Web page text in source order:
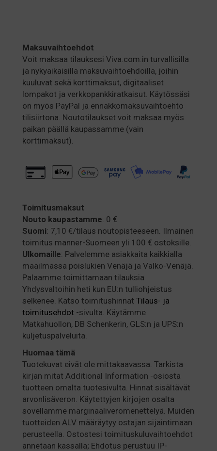
Maksuvaihtoehdot
Voit maksaa tilauksesi Viva.com:in turvallisilla
ja nykyaikaisilla maksuvaihtoehdoilla, joihin
kuuluvat sekä korttimaksut, digitaaliset
lompakot ja verkkopankkiratkaisut. Käytössäsi
on myös PayPal ja ennakkomaksuvaihtoehto
tilisiirtona. Noutotilaukset voit maksaa myös
paikan päällä kaupassamme (vain
korttimaksut).
Toimitusmaksut
Nouto kaupastamme: 0 €
Suomi: 7,10 €/tilaus noutopisteeseen. Ilmainen
toimitus manner-Suomeen yli 100 € ostoksille.
Ulkomaille: Palvelemme asiakkaita kaikkialla
maailmassa poislukien Venäjä ja Valko-Venäjä.
Palaamme toimittamaan tilauksia
Yhdysvaltoihin heti kun EU:n tulliohjeistus
selkenee. Katso toimitushinnat Tilaus- ja
toimitusehdot -sivulta. Käytämme
Matkahuollon, DB Schenkerin, GLS:n ja UPS:n
kuljetuspalveluita.
Huomaa tämä
Tuotekuvat eivät ole mittakaavassa. Tarkista
kirjan mitat Additional Information -osiosta
tuotteen omalta tuotesivulta. Hinnat sisältävät
arvonlisäveron. Käytettyjen kirjojen osalta
sovellamme marginaaliveromenettelyä. Muiden
tuotteiden ALV määräytyy ostajan sijaintimaan
perusteella. Ostostesi toimituskuluvaihtoehdot
annetaan kassalla; Ehdotus perustuu IP-